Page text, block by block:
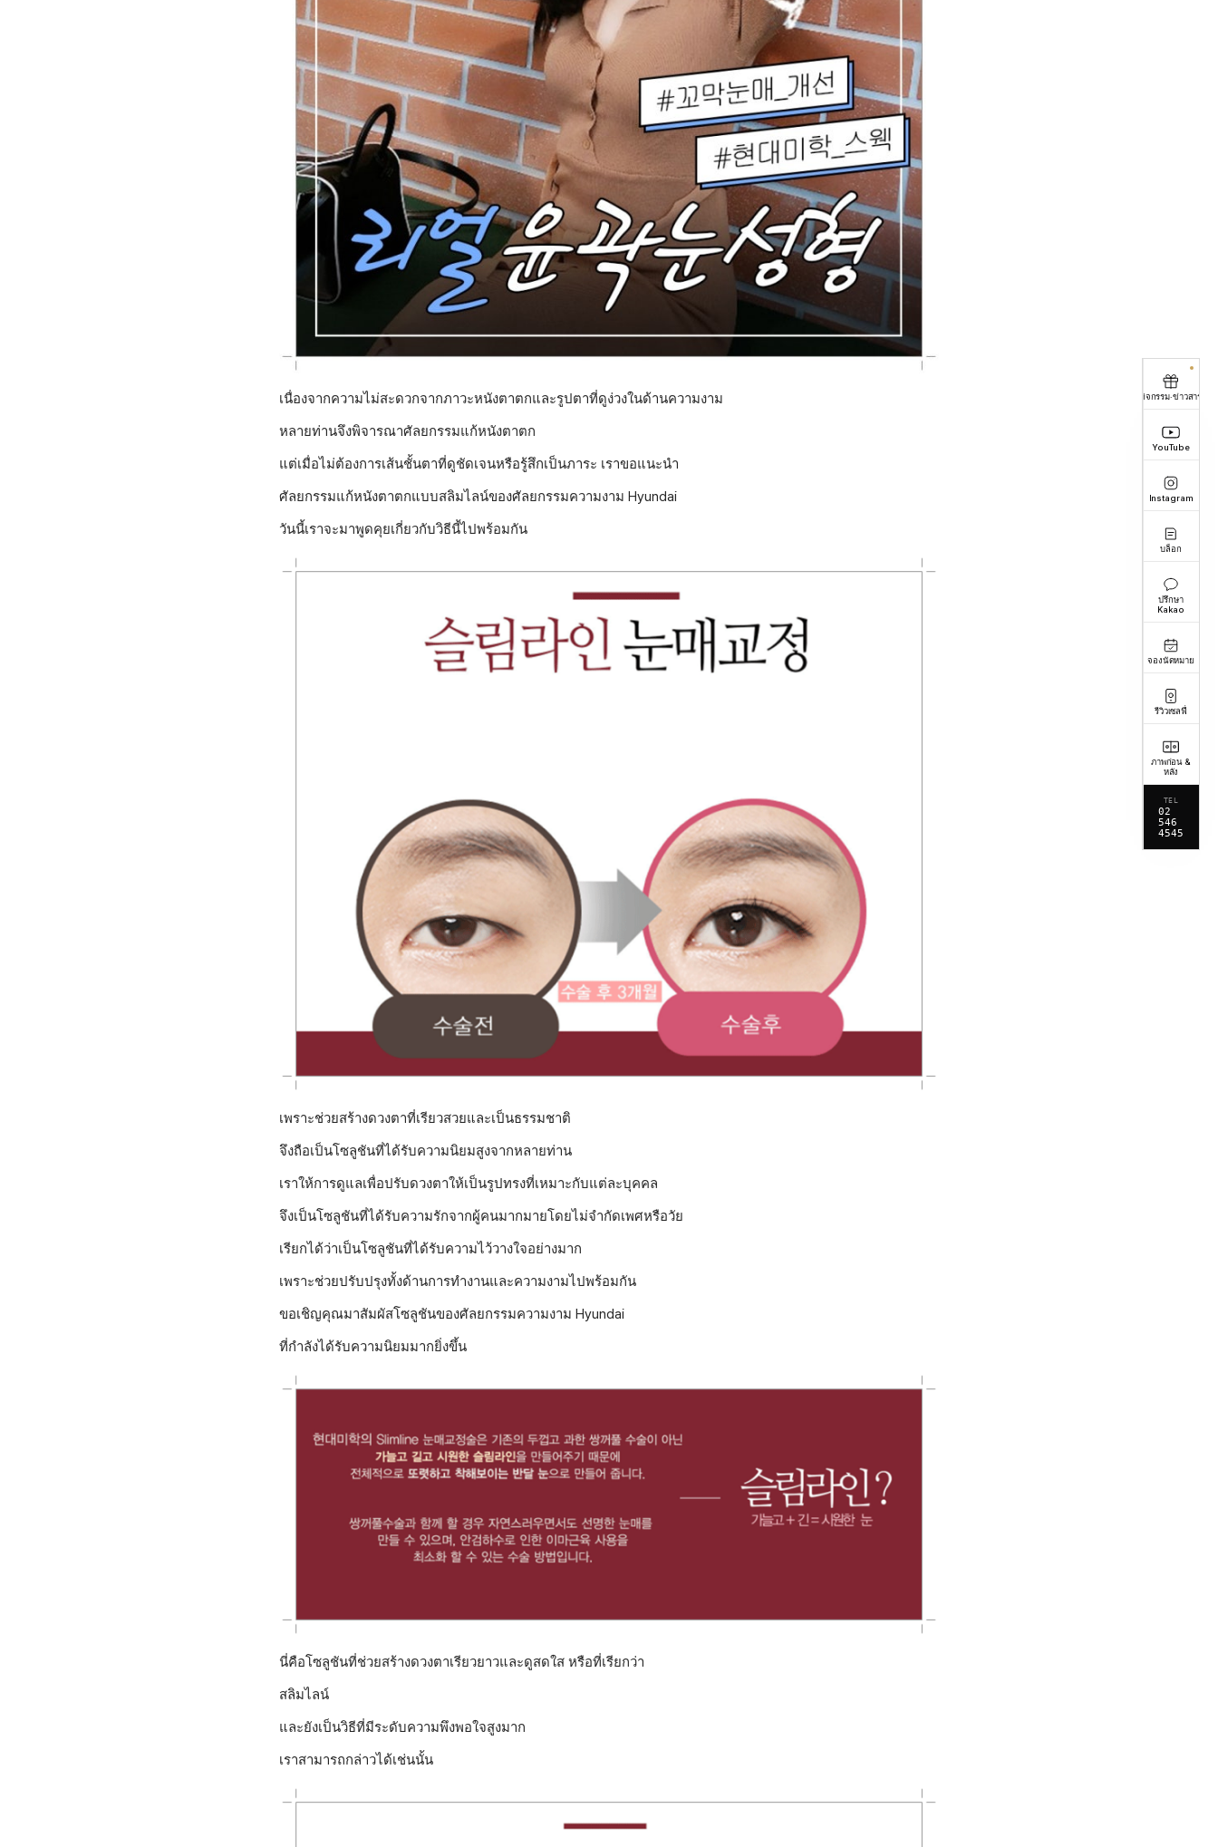
เนื่องจากความไม่สะดวกจากภาวะหนังตาตกและรูปตาที่ดูง่วงในด้านความงาม
หลายท่านจึงพิจารณาศัลยกรรมแก้หนังตาตก
แต่เมื่อไม่ต้องการเส้นชั้นตาที่ดูชัดเจนหรือรู้สึกเป็นภาระ เราขอแนะนำ
ศัลยกรรมแก้หนังตาตกแบบสลิมไลน์ของศัลยกรรมความงาม Hyundai
วันนี้เราจะมาพูดคุยเกี่ยวกับวิธีนี้ไปพร้อมกัน
เพราะช่วยสร้างดวงตาที่เรียวสวยและเป็นธรรมชาติ
จึงถือเป็นโซลูชันที่ได้รับความนิยมสูงจากหลายท่าน
เราให้การดูแลเพื่อปรับดวงตาให้เป็นรูปทรงที่เหมาะกับแต่ละบุคคล
จึงเป็นโซลูชันที่ได้รับความรักจากผู้คนมากมายโดยไม่จำกัดเพศหรือวัย
เรียกได้ว่าเป็นโซลูชันที่ได้รับความไว้วางใจอย่างมาก
เพราะช่วยปรับปรุงทั้งด้านการทำงานและความงามไปพร้อมกัน
ขอเชิญคุณมาสัมผัสโซลูชันของศัลยกรรมความงาม Hyundai
ที่กำลังได้รับความนิยมมากยิ่งขึ้น
นี่คือโซลูชันที่ช่วยสร้างดวงตาเรียวยาวและดูสดใส หรือที่เรียกว่า
สลิมไลน์
และยังเป็นวิธีที่มีระดับความพึงพอใจสูงมาก
เราสามารถกล่าวได้เช่นนั้น
กิจกรรม·ข่าวสาร
YouTube
Instagram
บล็อก
ปรึกษา
Kakao
จองนัดหมาย
รีวิวเซลฟี่
ภาพก่อน &
หลัง
TEL
02
546
4545